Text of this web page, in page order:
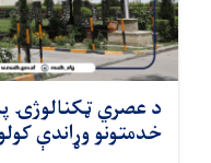
د عصري ټکنالوژۍ
خدمتونو وړاندې